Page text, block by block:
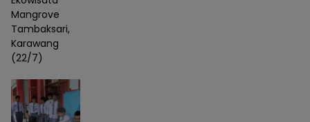
Mangrove
Tambaksari,
Karawang
(22/7)